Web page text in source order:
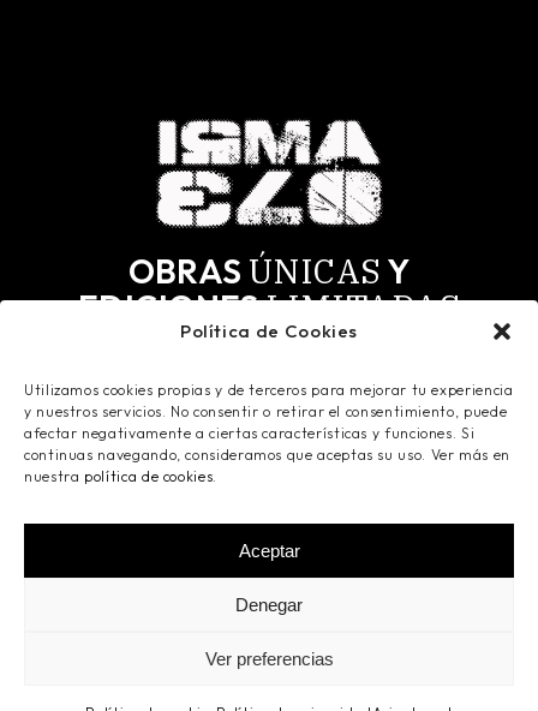
Política de Cookies
Utilizamos cookies propias y de terceros para mejorar tu experiencia
y nuestros servicios. No consentir o retirar el consentimiento, puede
afectar negativamente a ciertas características y funciones. Si
continuas navegando, consideramos que aceptas su uso. Ver más en
nuestra política de cookies.
Aceptar
Denegar
Ver preferencias
OBRAS ÚNICAS Y
EDICIONESLIMITADAS
PARA LOSMÁSSELECTOS.
Todas las obras tienen derechos de autor y todos
los derechos reservados. Registradas en Safe
Creative.
Ismaelo Art- Todos los derechos
Política de Cookies